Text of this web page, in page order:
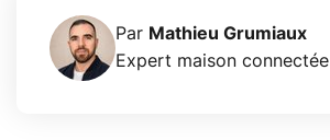
Par Mathieu Grumiaux
Expert maison connectée